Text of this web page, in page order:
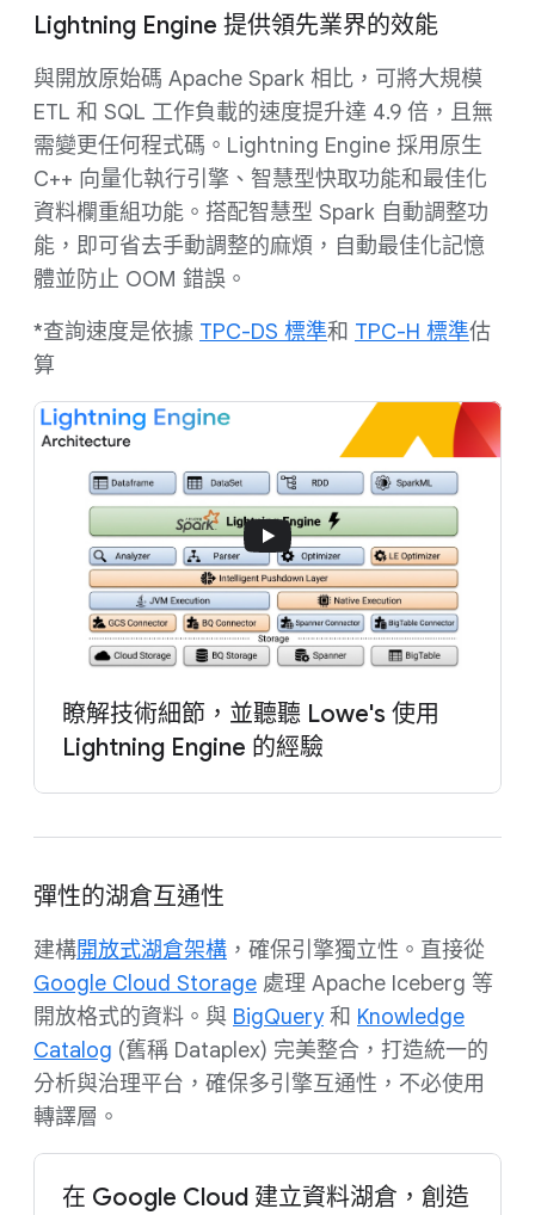
Lightning Engine 提供領先業界的效能
與開放原始碼 Apache Spark 相比，可將大規模
ETL 和 SQL 工作負載的速度提升達 4.9 倍，且無
需變更任何程式碼。Lightning Engine 採用原生
C++ 向量化執行引擎、智慧型快取功能和最佳化
資料欄重組功能。搭配智慧型 Spark 自動調整功
能，即可省去手動調整的麻煩，自動最佳化記憶
體並防止 OOM 錯誤。
*查詢速度是依據 TPC-DS 標準和 TPC-H 標準估
算
瞭解技術細節，並聽聽 Lowe's 使用
Lightning Engine 的經驗
彈性的湖倉互通性
建構開放式湖倉架構 ，確保引擎獨立性。直接從
Google Cloud Storage 處理 Apache Iceberg 等
開放格式的資料。與 BigQuery和 Knowledge
Catalog (舊稱 Dataplex) 完美整合，打造統一的
分析與治理平台，確保多引擎互通性，不必使用
轉譯層。
在 Google Cloud 建立資料湖倉，創造